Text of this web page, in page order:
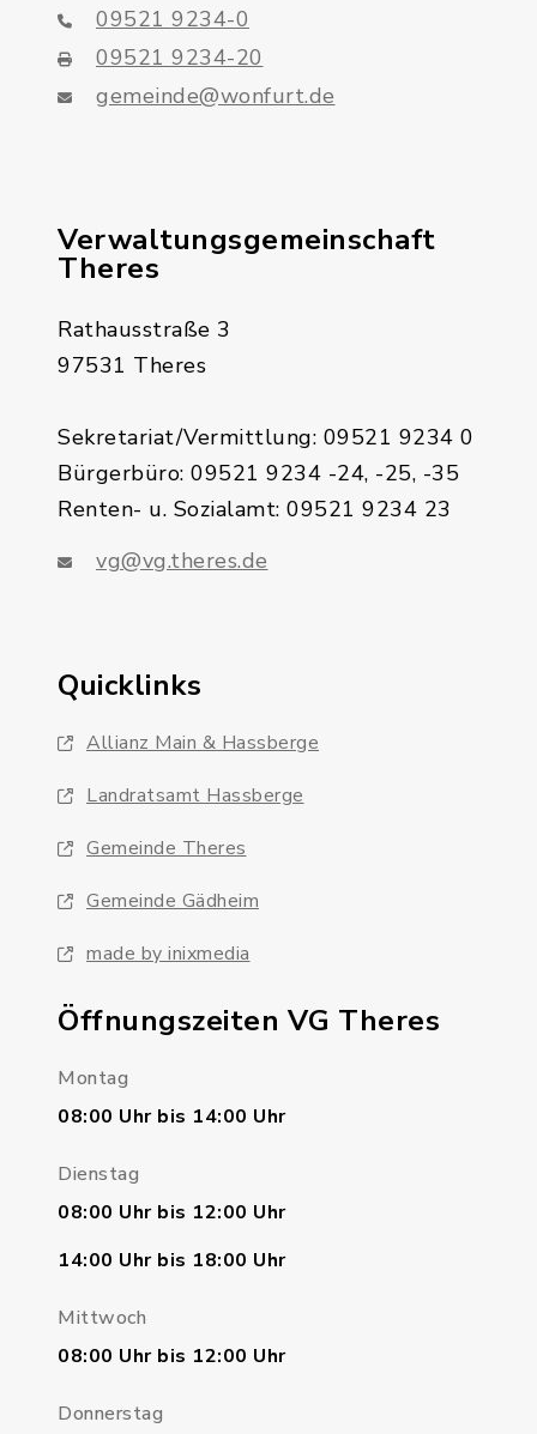
09521 9234-0
09521 9234-20
gemeinde@wonfurt.de
Verwaltungsgemeinschaft
Theres
Rathausstraße 3
97531 Theres
Sekretariat/Vermittlung: 09521 9234 0
Bürgerbüro: 09521 9234 -24, -25, -35
Renten- u. Sozialamt: 09521 9234 23
vg@vg.theres.de
Quicklinks
Allianz Main & Hassberge
Landratsamt Hassberge
Gemeinde Theres
Gemeinde Gädheim
made by inixmedia
Öffnungszeiten VG Theres
Montag
08:00 Uhr bis 14:00 Uhr
Dienstag
08:00 Uhr bis 12:00 Uhr
14:00 Uhr bis 18:00 Uhr
Mittwoch
08:00 Uhr bis 12:00 Uhr
Donnerstag